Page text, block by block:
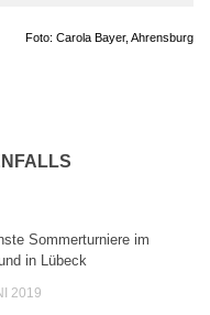
Foto: Carola Bayer, Ahrensburg
Sommerturniere im
in Lübeck
2019